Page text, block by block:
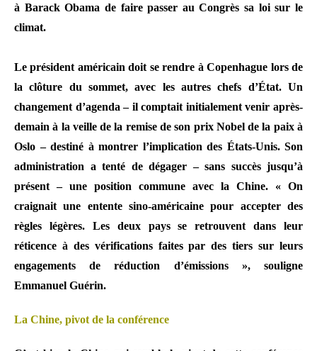
à Barack Obama de faire passer au Congrès sa loi sur le
climat.
Le président américain doit se rendre à Copenhague lors de
la clôture du sommet, avec les autres chefs d’État. Un
changement d’agenda – il comptait initialement venir après-
demain à la veille de la remise de son prix Nobel de la paix à
Oslo – destiné à montrer l’implication des États-Unis. Son
administration a tenté de dégager – sans succès jusqu’à
présent – une position commune avec la Chine. « On
craignait une entente sino-américaine pour accepter des
règles légères. Les deux pays se retrouvent dans leur
réticence à des vérifications faites par des tiers sur leurs
engagements de réduction d’émissions », souligne
Emmanuel Guérin.
La Chine, pivot de la conférence